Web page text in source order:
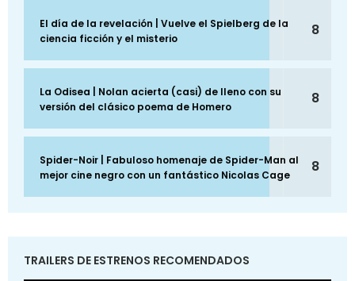
El día de la revelación | Vuelve el Spielberg de la
ciencia ficción y el misterio
8
La Odisea | Nolan acierta (casi) de lleno con su
versión del clásico poema de Homero
8
Spider-Noir | Fabuloso homenaje de Spider-Man al
mejor cine negro con un fantástico Nicolas Cage
8
TRAILERS DE ESTRENOS RECOMENDADOS